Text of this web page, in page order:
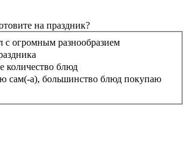
на праздник?
с огромным разнообразием
количество блюд
сам(-а), большинство блюд покупаю